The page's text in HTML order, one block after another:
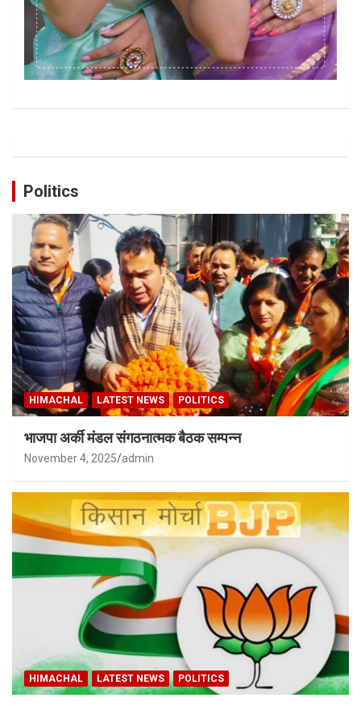
Politics
HIMACHAL LATEST NEWS POLITICS
भाजपा अर्की मंडल संगठनात्मक बैठक सम्पन्न
November 4, 2025 admin
HIMACHAL LATEST NEWS POLITICS